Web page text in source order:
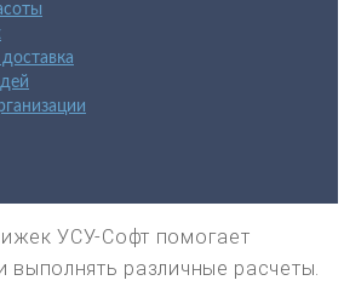
УСУ-Софт помогает
выполнять различные расчеты.